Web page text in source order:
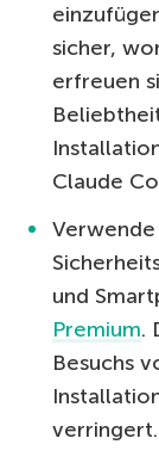
sicher,
erfreuen
Claude
und
Premium.
Besuchs
verringert.